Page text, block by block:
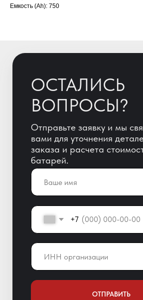
Емкость (Ah): 750
ОТПРАВИТЬ
Отправляя заявку, Вы автоматически
даете согласие на обработку
персональных данных!
info@yigitaku.ru
Мы в соц. сетях
+7 (800) 600-51-65
Санкт-Петербург,
Краснопутиловская ул. 69, оф. 123